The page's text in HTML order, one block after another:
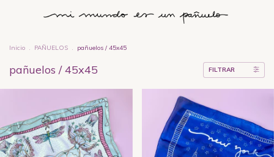
Inicio . PAÑUELOS . pañuelos / 45x45
pañuelos / 45x45 FILTRAR